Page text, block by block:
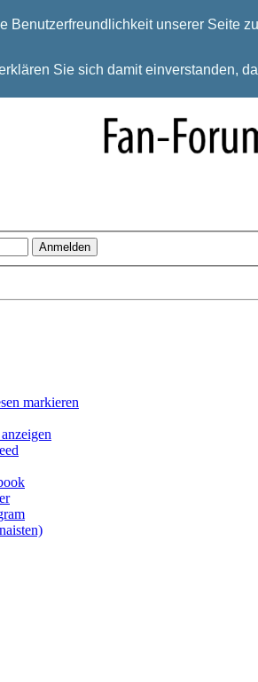
Benutzerfreundlichkeit unserer Seite
Sie sich damit einverstanden,
markieren